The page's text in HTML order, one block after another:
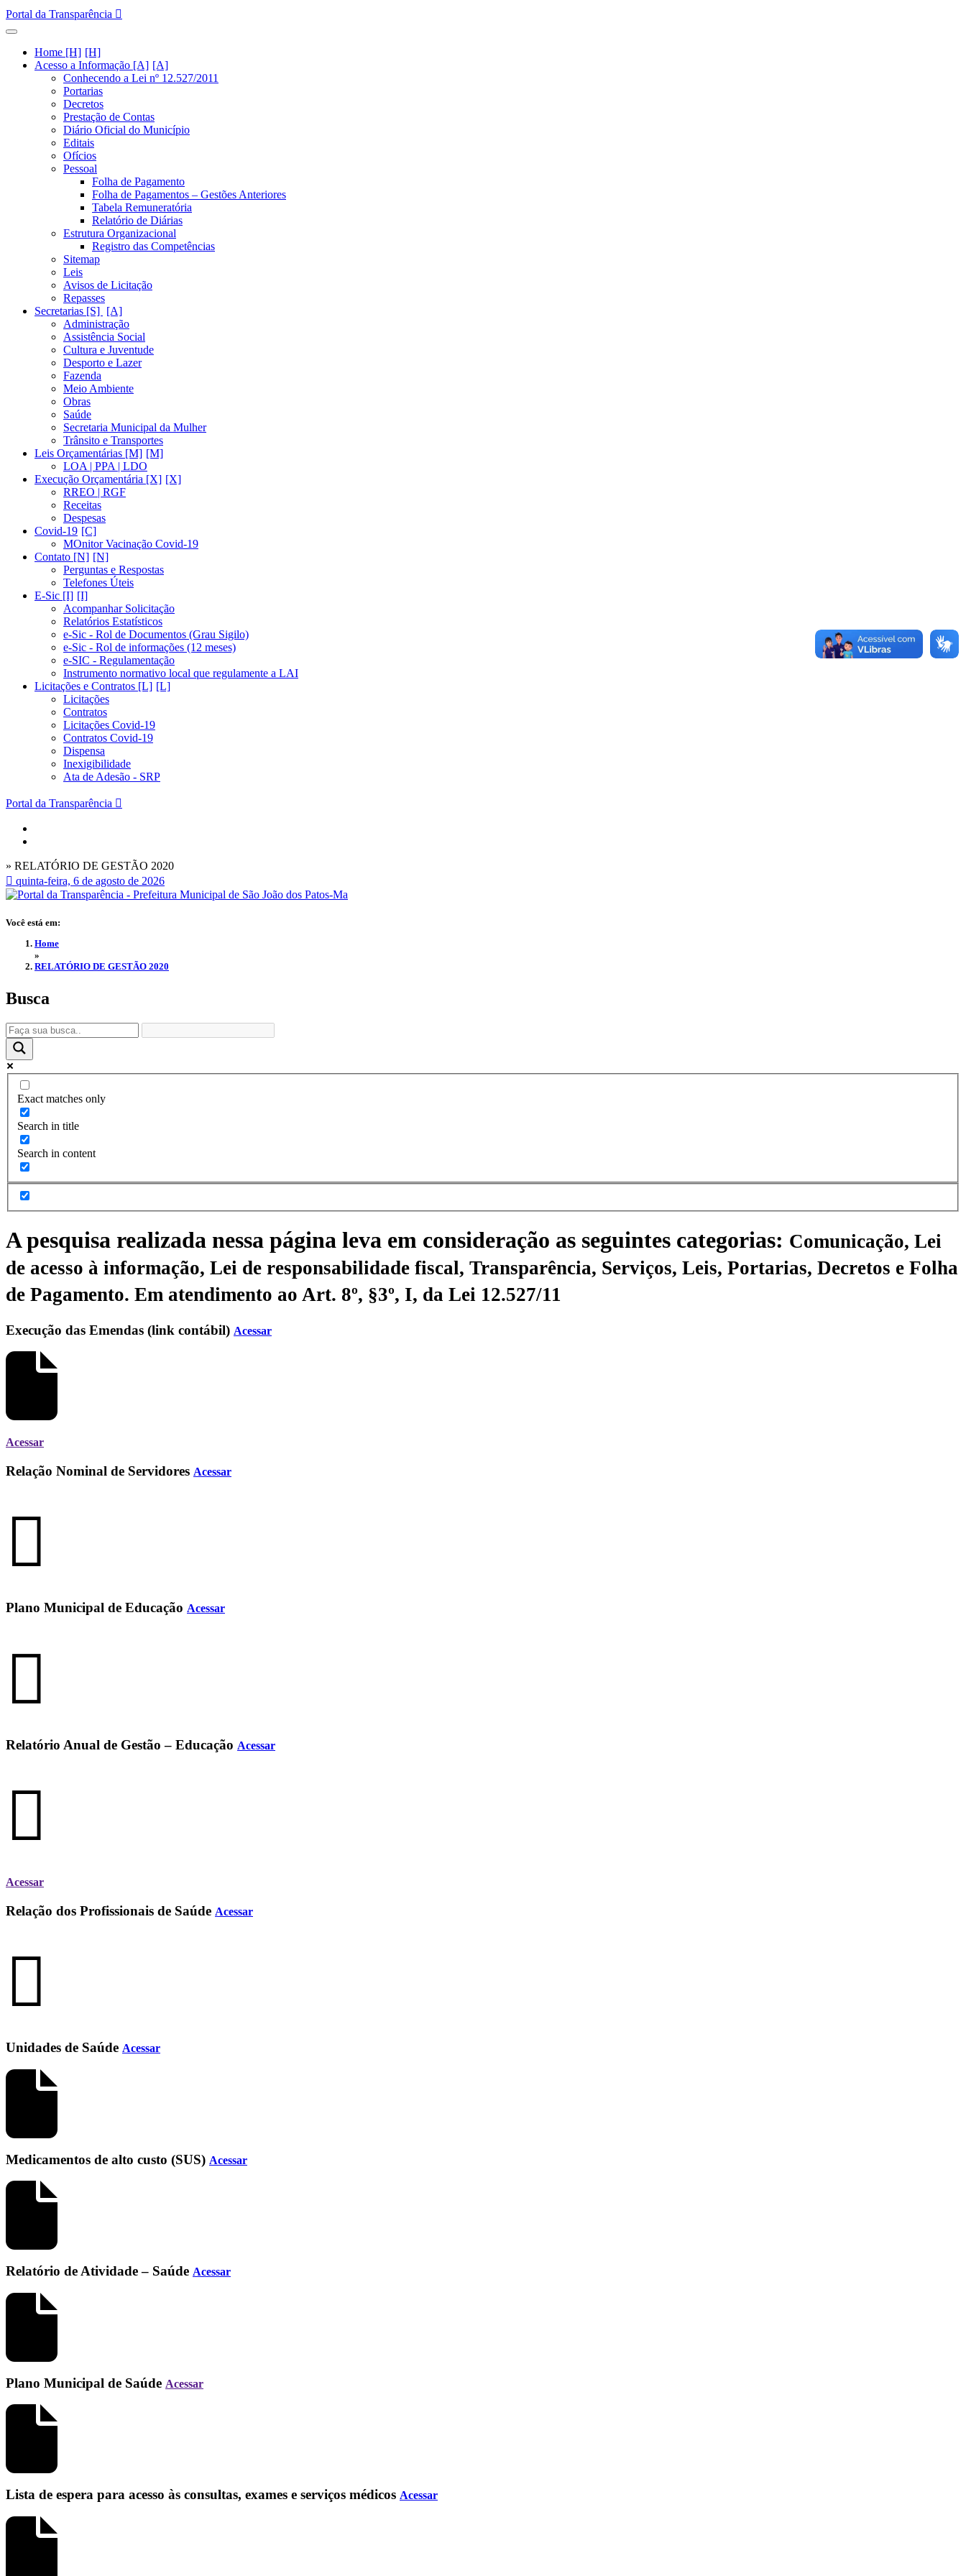
Portal da Transparência
Home [H]
Acesso a Informação [A]
Conhecendo a Lei nº 12.527/2011
Portarias
Decretos
Prestação de Contas
Diário Oficial do Município
Editais
Ofícios
Pessoal
Folha de Pagamento
Folha de Pagamentos – Gestões Anteriores
Tabela Remuneratória
Relatório de Diárias
Estrutura Organizacional
Registro das Competências
Sitemap
Leis
Avisos de Licitação
Repasses
Secretarias [S]
Administração
Assistência Social
Cultura e Juventude
Desporto e Lazer
Fazenda
Meio Ambiente
Obras
Saúde
Secretaria Municipal da Mulher
Trânsito e Transportes
Leis Orçamentárias [M]
LOA | PPA | LDO
Execução Orçamentária [X]
RREO | RGF
Receitas
Despesas
Covid-19
MOnitor Vacinação Covid-19
Contato [N]
Perguntas e Respostas
Telefones Úteis
E-Sic [I]
Acompanhar Solicitação
Relatórios Estatísticos
e-Sic - Rol de Documentos (Grau Sigilo)
e-Sic - Rol de informações (12 meses)
e-SIC - Regulamentação
Instrumento normativo local que regulamente a LAI
Licitações e Contratos [L]
Licitações
Contratos
Licitações Covid-19
Contratos Covid-19
Dispensa
Inexigibilidade
Ata de Adesão - SRP
Portal da Transparência
» RELATÓRIO DE GESTÃO 2020
quinta-feira, 6 de agosto de 2026
Você está em:
Home
»
RELATÓRIO DE GESTÃO 2020
Busca
Exact matches only
Search in title
Search in content
A pesquisa realizada nessa página leva em consideração as seguintes categorias: Comunicação, Lei
de acesso à informação, Lei de responsabilidade fiscal, Transparência, Serviços, Leis, Portarias, Decretos e Folha
de Pagamento. Em atendimento ao Art. 8º, §3º, I, da Lei 12.527/11
Execução das Emendas (link contábil) Acessar
Acessar
Relação Nominal de Servidores Acessar
Plano Municipal de Educação Acessar
Relatório Anual de Gestão – Educação Acessar
Acessar
Relação dos Profissionais de Saúde Acessar
Unidades de Saúde Acessar
Medicamentos de alto custo (SUS) Acessar
Relatório de Atividade – Saúde Acessar
Plano Municipal de Saúde Acessar
Lista de espera para acesso às consultas, exames e serviços médicos Acessar